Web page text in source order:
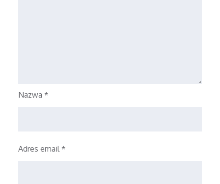
Nazwa *
Adres email *